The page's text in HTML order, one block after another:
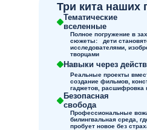
Три кита наших
Тематические
вселенные
Полное погружение в
сюжеты: дети
исследователями,
творцами
Навыки через
Реальные проекты
создание фильмов,
гаджетов, расшифровка
Безопасная
свобода
Профессиональные
билингвальная среда,
пробует новое без